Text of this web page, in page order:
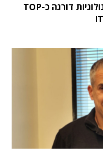
מחקר STKI השנתי: וואן טכנולוגיות דורגה כ-TOP